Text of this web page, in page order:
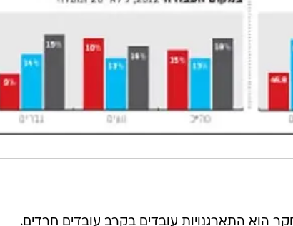
הוא התארגנויות עובדים בקרב עובדים חרדים.
עובדים ובוועדי עובדים ביחס לאוכלוסייה הכללית.
אסף צחור-שי מציינים כי ניתוח ממצאי סקר הלמ"ס
מכלל המגזרים, היו חברים בארגוני עובדים. אולם
השונות: החרדים משתייכים פחות לארגוני
ניכר במיוחד בין גברים משתי קבוצות
- 12% בקרב המועסקים החרדים לעומת 25% אצל גברים יהודים שאינם חרדים. אצל נשים